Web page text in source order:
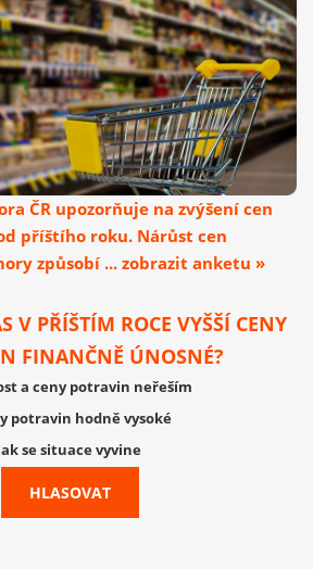
ČR upozorňuje na zvýšení cen
příštího roku. Nárůst cen
způsobí ... zobrazit anketu »
V PŘÍŠTÍM ROCE VYŠŠÍ CENY
FINANČNĚ ÚNOSNÉ?
a ceny potravin neřeším
potravin hodně vysoké
se situace vyvine